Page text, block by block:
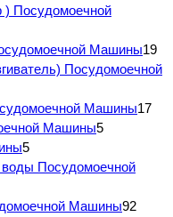
) Посудомоечной
Машины19
Посудомоечной
Машины17
Машины5
5
воды Посудомоечной
Машины92